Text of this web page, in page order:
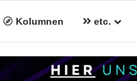
Kolumnen etc.